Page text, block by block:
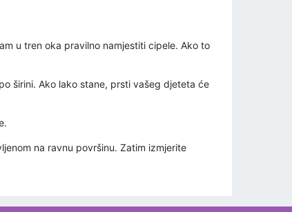
u tren oka pravilno namjestiti cipele. Ako to
širini. Ako lako stane, prsti vašeg djeteta će
na ravnu površinu. Zatim izmjerite